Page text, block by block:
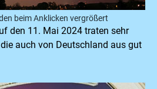
beim Anklicken vergrößert
den 11. Mai 2024 traten sehr
auch von Deutschland aus gut